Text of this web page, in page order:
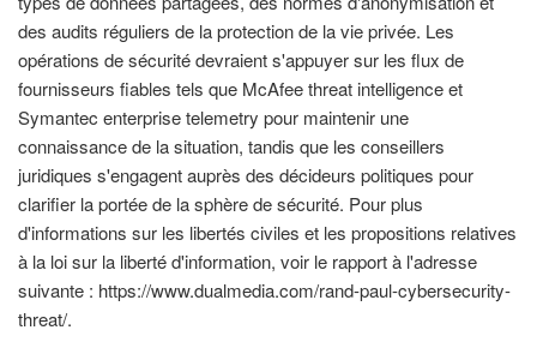
des audits réguliers de la protection de la vie privée. Les
opérations de sécurité devraient s'appuyer sur les flux de
fournisseurs fiables tels que McAfee threat intelligence et
Symantec enterprise telemetry pour maintenir une
connaissance de la situation, tandis que les conseillers
juridiques s'engagent auprès des décideurs politiques pour
clarifier la portée de la sphère de sécurité. Pour plus
d'informations sur les libertés civiles et les propositions relatives
à la loi sur la liberté d'information, voir le rapport à l'adresse
suivante : https://www.dualmedia.com/rand-paul-cybersecurity-
threat/.